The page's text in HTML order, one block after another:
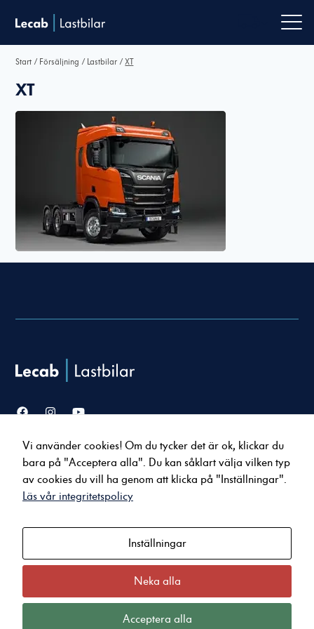
Start / Försäljning / Lastbilar /XT
XT
Försäljning
Lastbilar
Bussar
Service & verkstad
Serviceavtal
Tillbehör & reservdelar
Nyheter
Kvalitet och miljö
Integritets- och Cookiepolicy
Kontakt
Karlstad
Arvika
Kristinehamn
Sunne
Vi använder cookies! Om du tycker det är ok, klickar du
bara på "Acceptera alla". Du kan såklart välja vilken typ
av cookies du vill ha genom att klicka på "Inställningar".
Läs vår integritetspolicy
Inställningar
Neka alla
Acceptera alla
Nödvändiga
Dessa cookies
går inte att
ska fungera.
Statistik
kunna